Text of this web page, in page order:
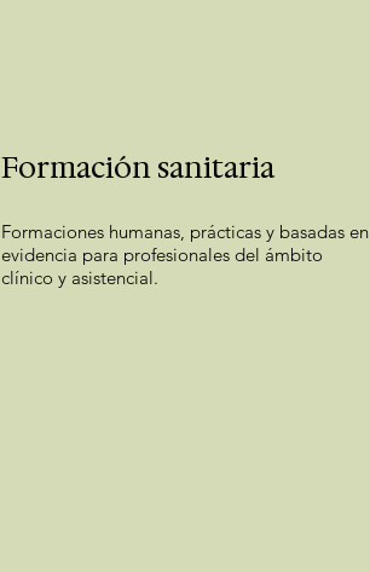
Formación sanitaria
Formaciones humanas, prácticas y basadas en
evidencia para profesionales del ámbito
clínico y asistencial.